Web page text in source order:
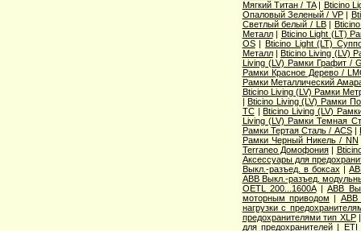
Мягкий Титан / TA| Bticino
Опаловый Зеленый / VP|
Светлый белый / LB|
Металл| Bticino Light (LT)
OS| Bticino Light (LT)
Металл|Bticino Living (LV)
Living (LV) Рамки Графит /
Рамки Красное Дерево /
Рамки Металлический
Bticino Living (LV) Рамки
|Bticino Living (LV) Рамки
TC|Bticino Living (LV)
Living (LV) Рамки Темная
Рамки Тертая Сталь / ACS|
Рамки Черный Никель / NN
Terraneo Домофония|
Аксессуары для
Выкл.-разъед. в боксах |
ABB Выкл.-разъед.
OETL 200...1600A| ABB
моторным приводом | ABB
нагрузки с
предохранителями тип XLP
для предохранителей| ETI